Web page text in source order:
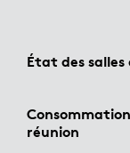
État des salles
réunion